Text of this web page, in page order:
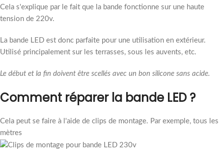
Cela s'explique par le fait que la bande fonctionne sur une haute
tension de 220v.
La bande LED est donc parfaite pour une utilisation en extérieur.
Utilisé principalement sur les terrasses, sous les auvents, etc.
Le début et la fin doivent être scellés avec un bon silicone sans acide.
Comment réparer la bande LED ?
Cela peut se faire à l'aide de clips de montage. Par exemple, tous les
mètres